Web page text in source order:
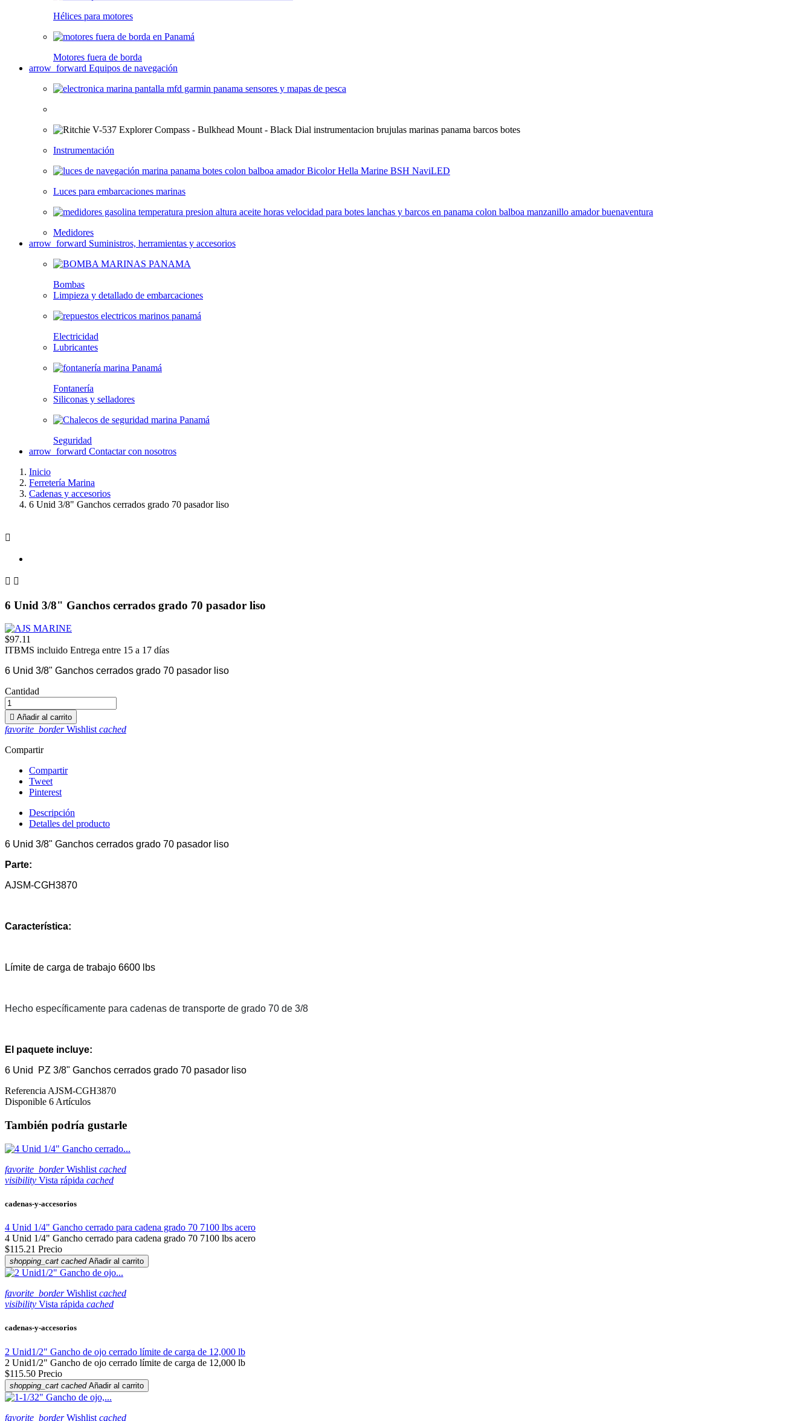
Hélices para motores
Motores fuera de borda
arrow_forward Equipos de navegación
Instrumentación
Luces para embarcaciones marinas
Medidores
arrow_forward Suministros, herramientas y accesorios
Bombas
Limpieza y detallado de embarcaciones
Electricidad
Lubricantes
Fontanería
Siliconas y selladores
Seguridad
arrow_forward Contactar con nosotros
Inicio
Ferretería Marina
Cadenas y accesorios
6 Unid 3/8" Ganchos cerrados grado 70 pasador liso

 
6 Unid 3/8" Ganchos cerrados grado 70 pasador liso
$97.11
ITBMS incluido Entrega entre 15 a 17 días
6 Unid 3/8" Ganchos cerrados grado 70 pasador liso
Cantidad
 Añadir al carrito
favorite_border Wishlist cached
Compartir
Compartir
Tweet
Pinterest
Descripción
Detalles del producto
6 Unid 3/8" Ganchos cerrados grado 70 pasador liso
Parte:
AJSM-CGH3870
Característica:
Límite de carga de trabajo 6600 lbs
Hecho específicamente para cadenas de transporte de grado 70 de 3/8
El paquete incluye:
6 Unid
PZ 3/8" Ganchos cerrados grado 70 pasador liso
ReferenciaAJSM-CGH3870
Disponible 6 Artículos
También podría gustarle
favorite_border Wishlist cached
visibility Vista rápida cached
cadenas-y-accesorios
4 Unid 1/4" Gancho cerrado para cadena grado 70 7100 lbs acero
4 Unid 1/4" Gancho cerrado para cadena grado 70 7100 lbs acero
$115.21 Precio
shopping_cart cached Añadir al carrito
favorite_border Wishlist cached
visibility Vista rápida cached
cadenas-y-accesorios
2 Unid1/2" Gancho de ojo cerrado límite de carga de 12,000 lb
2 Unid1/2" Gancho de ojo cerrado límite de carga de 12,000 lb
$115.50 Precio
shopping_cart cached Añadir al carrito
favorite_border Wishlist cached